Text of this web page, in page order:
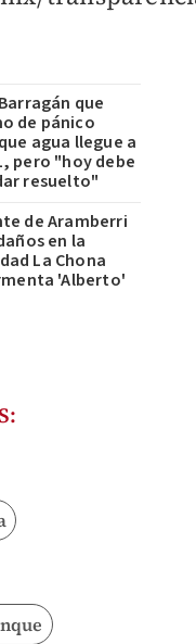
que
de pánico
agua llegue a
pero "hoy debe
resuelto"
de Aramberri
en la
La Chona
'Alberto'